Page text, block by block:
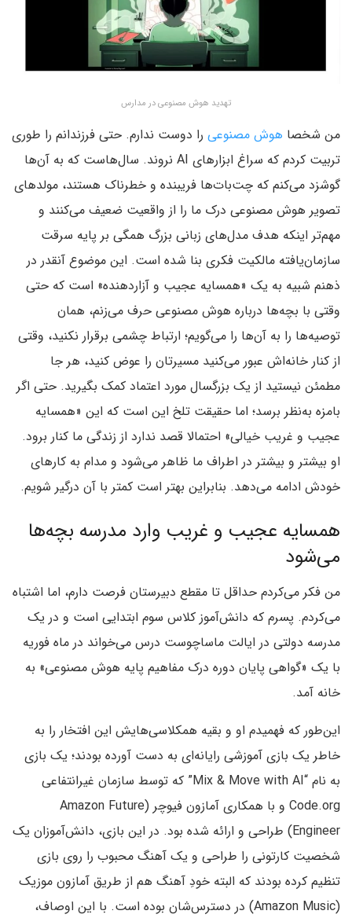
تهدید هوش مصنوعی در مدارس
من شخصا هوش مصنوعی را دوست ندارم. حتی فرزندانم را طوری
تربیت کردم که سراغ ابزارهای AI نروند. سال‌هاست که به آن‌ها
گوشزد می‌کنم که چت‌بات‌ها فریبنده و خطرناک هستند، مولدهای
تصویر هوش مصنوعی درک ما را از واقعیت ضعیف می‌کنند و
مهم‌تر اینکه هدف مدل‌های زبانی بزرگ همگی بر پایه‌ سرقت
سازمان‌یافته‌ مالکیت فکری بنا شده است. این موضوع آنقدر در
ذهنم شبیه به یک «همسایه عجیب و آزاردهنده» است که حتی
وقتی با بچه‌ها درباره هوش مصنوعی حرف می‌زنم، همان
توصیه‌ها را به آن‌ها را می‌گویم؛ ارتباط چشمی برقرار نکنید، وقتی
از کنار خانه‌اش عبور می‌کنید مسیرتان را عوض کنید، هر جا
مطمئن نیستید از یک بزرگسال مورد اعتماد کمک بگیرید. حتی اگر
بامزه به‌نظر برسد؛ اما حقیقت تلخ این است که این «همسایه
عجیب و غریب خیالی» احتمالا قصد ندارد از زندگی ما کنار برود.
او بیشتر و بیشتر در اطراف ما ظاهر می‌شود و مدام به کارهای
خودش ادامه می‌دهد. بنابراین بهتر است کمتر با آن درگیر شویم.
همسایه عجیب و غریب وارد مدرسه بچه‌ها
می‌شود
من فکر می‌کردم حداقل تا مقطع دبیرستان فرصت دارم، اما اشتباه
می‌کردم. پسرم که دانش‌آموز کلاس سوم ابتدایی است و در یک
مدرسه دولتی در ایالت ماساچوست درس می‌خواند در ماه فوریه
با یک «گواهی پایان دوره درک مفاهیم پایه هوش مصنوعی» به
خانه آمد.
این‌طور که فهمیدم او و بقیه همکلاسی‌هایش این افتخار را به
خاطر یک بازی آموزشی رایانه‌ای به دست آورده بودند؛ یک بازی
به نام “Mix & Move with AI” که توسط سازمان غیرانتفاعی
Code.org و با همکاری آمازون فیوچر (Amazon Future
Engineer) طراحی و ارائه شده بود. در این بازی، دانش‌آموزان یک
شخصیت کارتونی را طراحی و یک آهنگ محبوب را روی بازی
تنظیم کرده بودند که البته خودِ آهنگ هم از طریق آمازون موزیک
(Amazon Music) در دسترس‌‌شان بوده است. با این اوصاف،